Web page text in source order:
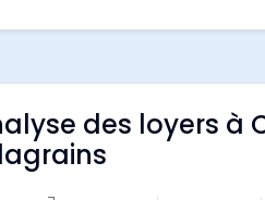
des loyers